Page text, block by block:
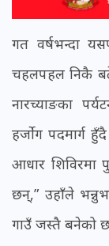
गत वर्षभन्दा
चहलपहल निकै
नारच्याङका
हर्जोग पदमार्ग
आधार शिविरमा
छन्,” उहाँले
गाउँ जस्तै बनेको